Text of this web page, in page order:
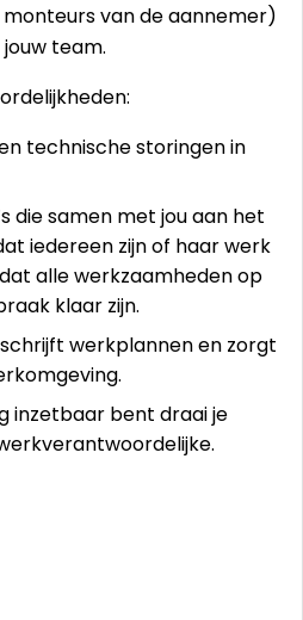
van de aannemer)
team.
technische storingen in
die samen met jou aan het
iedereen zijn of haar werk
alle werkzaamheden op
klaar zijn.
werkplannen en zorgt
inzetbaar bent draai je